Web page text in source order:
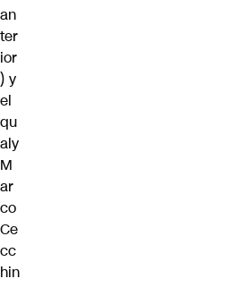
an
ter
ior
) y
el
qu
aly
M
ar
co
Ce
cc
hin